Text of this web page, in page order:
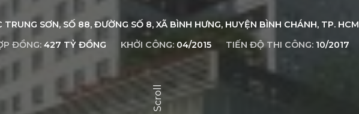
TRUNG SƠN, SỐ 88, ĐƯỜNG SỐ 8, XÃ BÌNH HƯNG, HUYỆN BÌNH CHÁNH, TP. HCM
ĐỒNG:427 TỶ ĐỒNG KHỞI CÔNG:04/2015 TIẾN ĐỘ THI CÔNG:10/2017
Scroll